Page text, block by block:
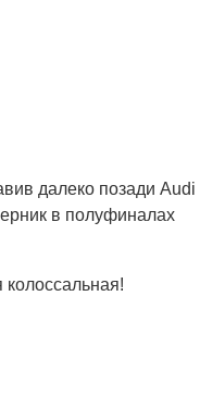
далеко позади Audi
в полуфиналах